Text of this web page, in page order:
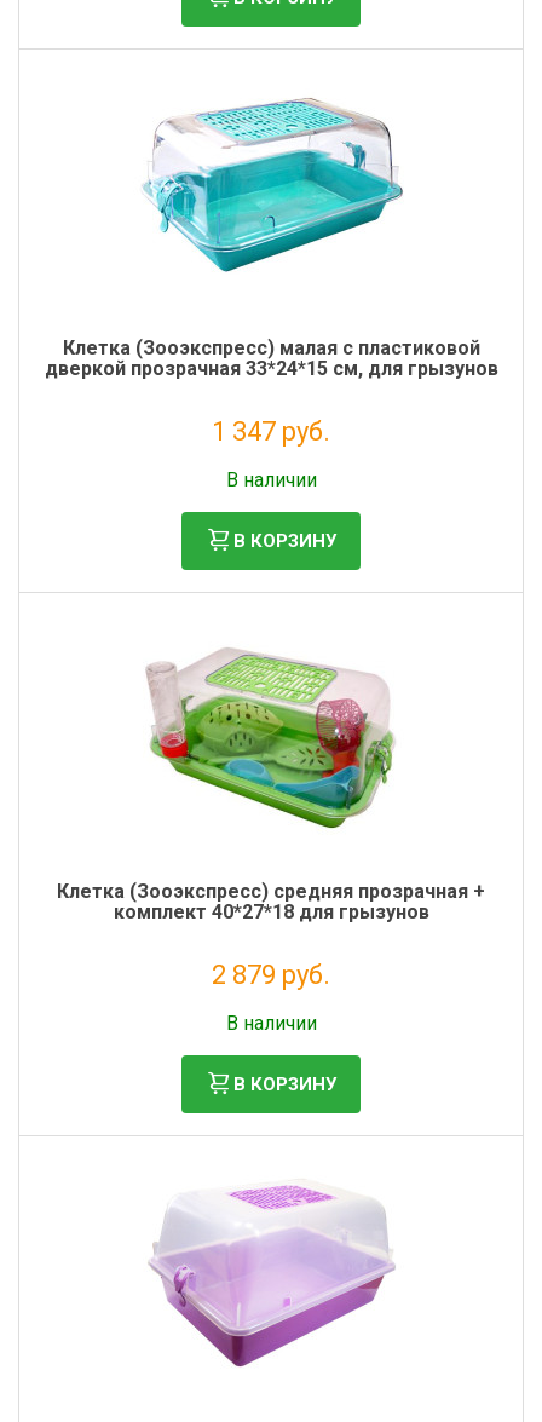
Клетка (Зооэкспресс) малая с пластиковой
дверкой прозрачная 33*24*15 см, для грызунов
1 347 руб.
В наличии
В КОРЗИНУ
Клетка (Зооэкспресс) средняя прозрачная +
комплект 40*27*18 для грызунов
2 879 руб.
В наличии
В КОРЗИНУ